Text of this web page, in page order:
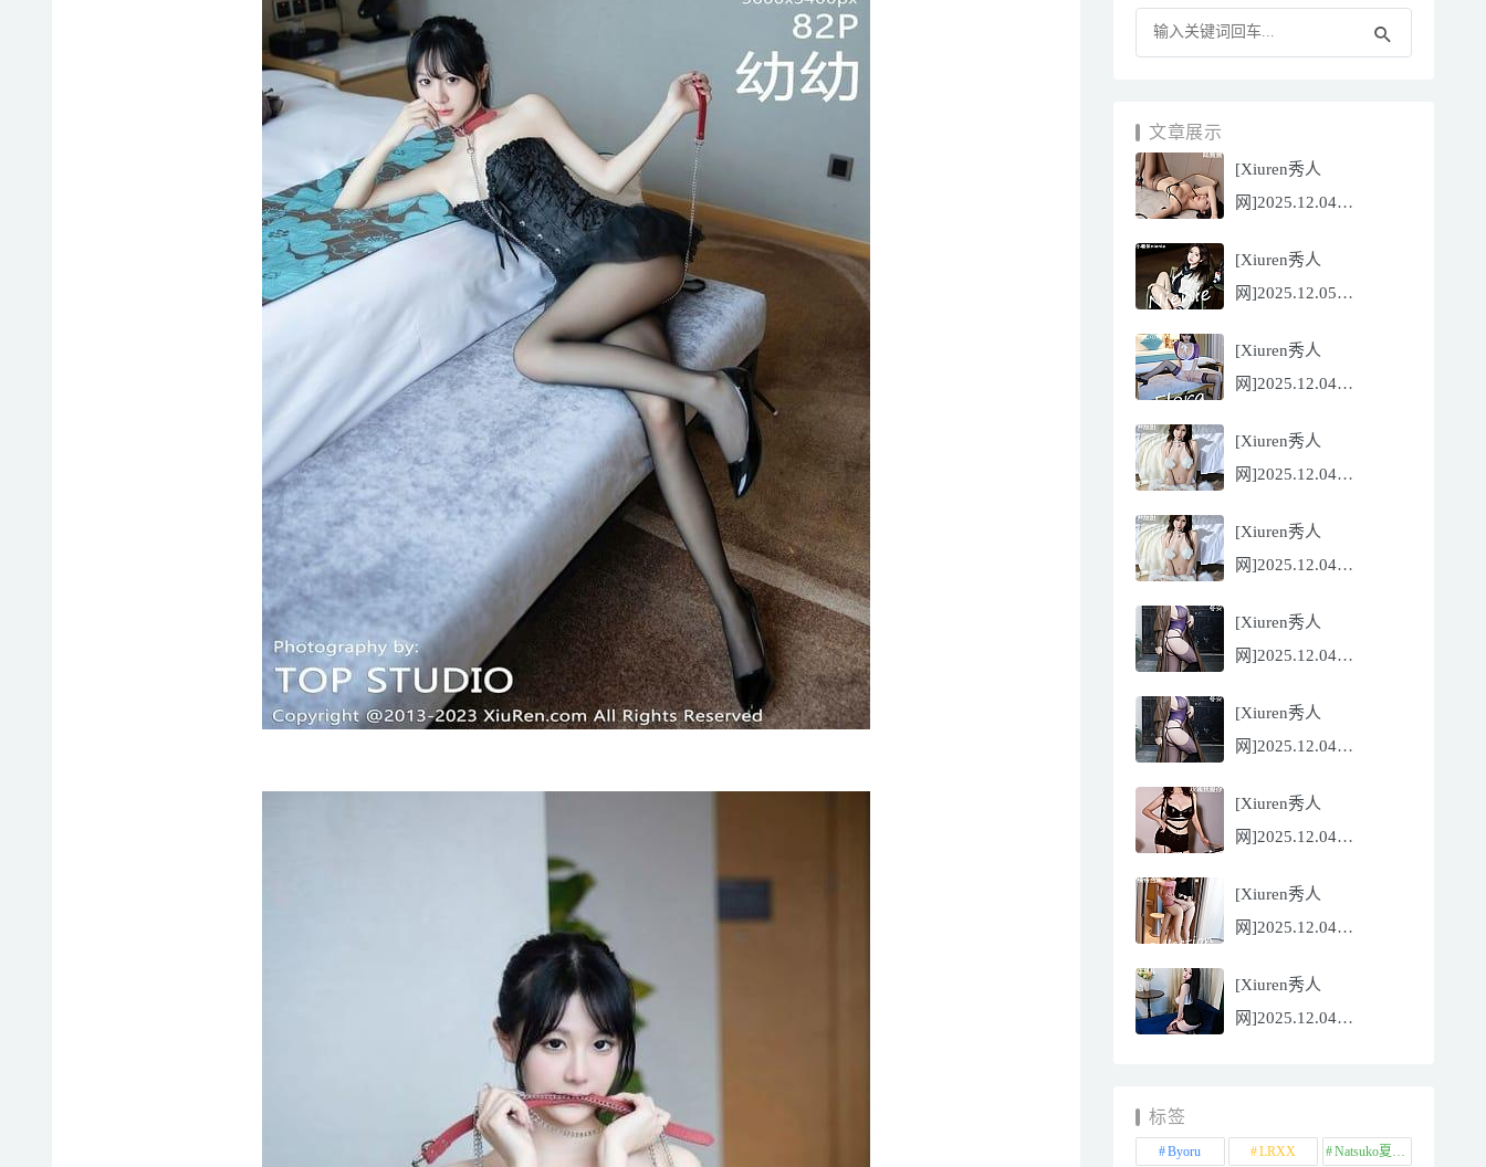
文章展示
[Xiuren秀人
网]2025.12.04
[81P/751.43MB]
[Xiuren秀人
网]2025.12.05
nienie[60P/642.39MB]
[Xiuren秀人
网]2025.12.04
Flora[81P/832.27MB]
[Xiuren秀人
网]2025.12.04
[56P/602.69MB]
[Xiuren秀人
网]2025.12.04
[56P/602.69MB]
[Xiuren秀人
网]2025.12.04
[71P/960.78MB]
[Xiuren秀人
网]2025.12.04
[71P/960.78MB]
[Xiuren秀人
网]2025.12.04
[86P/762.32MB]
[Xiuren秀人
网]2025.12.04
Well11[67P/745.99MB]
[Xiuren秀人
网]2025.12.04
标签
Byoru LRXX Natsuko夏夏子